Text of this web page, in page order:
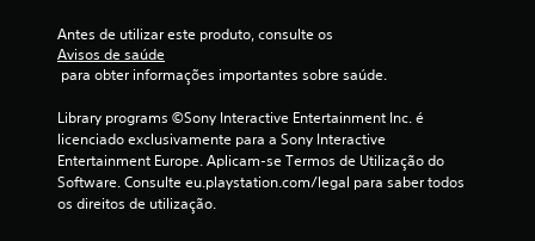
b
a
Antes de utilizar este produto, consulte os
Avisos de saúde
para obter informações importantes sobre saúde.
Library programs ©Sony Interactive Entertainment Inc. é
licenciado exclusivamente para a Sony Interactive
Entertainment Europe. Aplicam-se Termos de Utilização do
Software. Consulte eu.playstation.com/legal para saber todos
os direitos de utilização.